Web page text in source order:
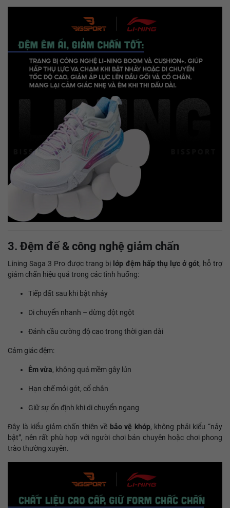
3. Đệm đế & công nghệ giảm chấn
Lining Saga 3 Pro được trang bị lớp đệm hấp thụ lực ở gót, hỗ trợ
giảm chấn hiệu quả trong các tình huống:
Tiếp đất sau khi bật nhảy
Di chuyển nhanh – dừng đột ngột
Đánh cầu cường độ cao trong thời gian dài
Cảm giác đệm:
Êm vừa, không quá mềm gây lún
Hạn chế mỏi gót, cổ chân
Giữ sự ổn định khi di chuyển ngang
Đây là kiểu giảm chấn thiên về bảo vệ khớp, không phải kiểu “nảy
bật”, nên rất phù hợp với người chơi bán chuyên hoặc chơi phong
trào thường xuyên.